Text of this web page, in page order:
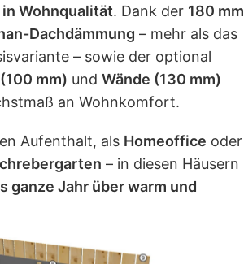
Wohnqualität. Dank der 180 mm
Dachdämmung – mehr als das
– sowie der optional
mm) und Wände (130 mm)
an Wohnkomfort.
Aufenthalt, als Homeoffice oder
– in diesen Häusern
ganze Jahr über warm und